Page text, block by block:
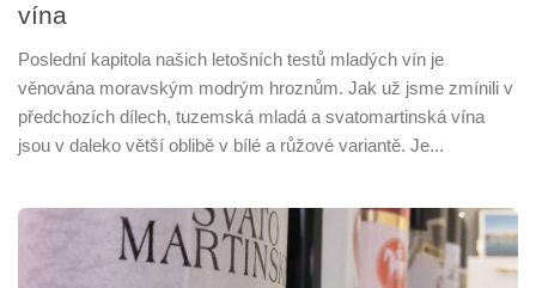
vína
Poslední kapitola našich letošních testů mladých vín je
věnována moravským modrým hroznům. Jak už jsme zmínili v
předchozích dílech, tuzemská mladá a svatomartinská vína
jsou v daleko větší oblibě v bílé a růžové variantě. Je...